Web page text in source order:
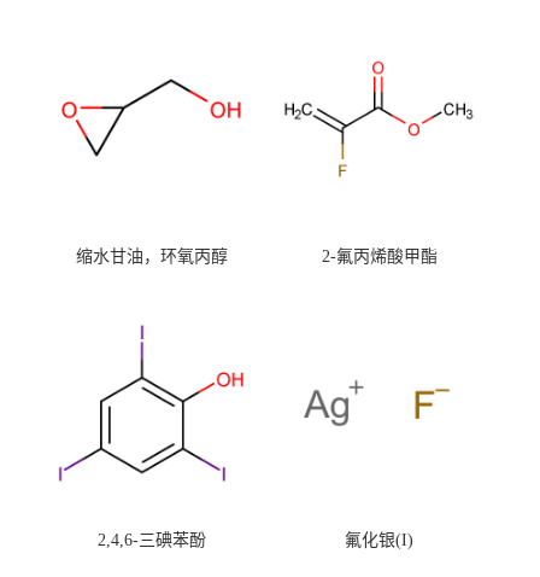
缩水甘油，环氧丙醇 2-氟丙烯酸甲酯
2,4,6-三碘苯酚 氟化银(I)